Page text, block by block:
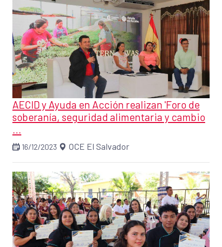
AECID y Ayuda en Acción realizan 'Foro de
soberanía, seguridad alimentaria y cambio
16/12/2023 OCE El Salvador